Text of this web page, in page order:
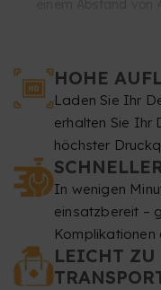
vom unteren und
fern, da dieser
wird.
Auflösung
Farbmodus: CMYK.
Dateiformat :
HOHE
Laden Sie Ihr
erhalten Sie Ihr
höchster
In wenigen
einsatzbereit –
Komplikationen
LEICHT ZU